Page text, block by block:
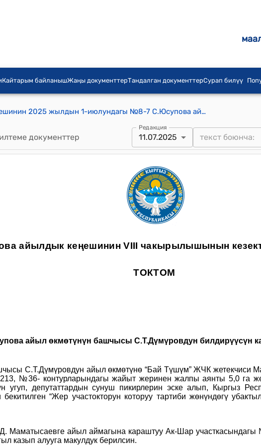
Кайтарым байланышЖаңы документтерТандалган документтерСурап билүү
С.Юсупова айылдык кеңешинин 2025 жылдын 1-июлундагы №8-7 С.Юсупова айыл өкмөтүнүн башчысы С.Т.Дүмүровдун билдирүүсүн кароо жөнүндө токтому
документтер
Редакция
11.07.2025